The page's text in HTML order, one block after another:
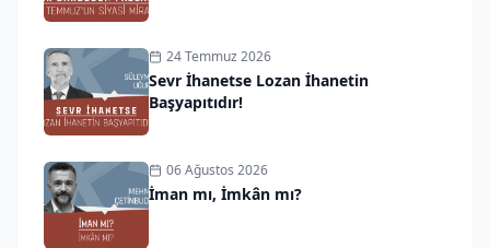
24 Temmuz 2026
Sevr İhanetse Lozan İhanetin
Başyapıtıdır!
06 Ağustos 2026
İman mı, İmkân mı?